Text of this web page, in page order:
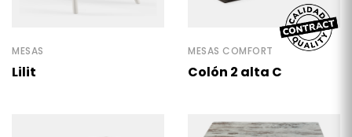
MESAS
Lilit
MESAS COMFORT
Colón 2 alta C